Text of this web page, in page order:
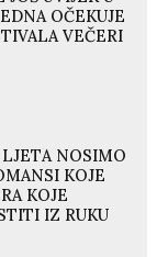
OČEKUJE
VEČERI
NOSIMO
KOJE
KOJE
IZ RUKU